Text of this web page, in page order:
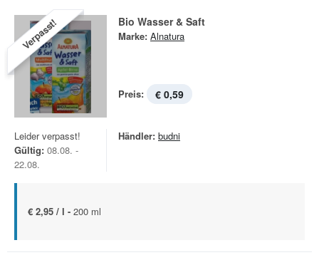
Verpasst! Bio Wasser & Saft
Marke: Alnatura
Preis: € 0,59
Leider verpasst!
Gültig: 08.08. -
22.08.
Händler: budni
€ 2,95 / l - 200 ml